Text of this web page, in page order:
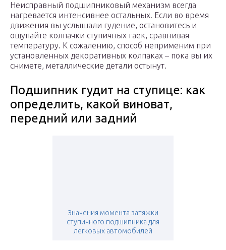
Неисправный подшипниковый механизм всегда
нагревается интенсивнее остальных. Если во время
движения вы услышали гудение, остановитесь и
ощупайте колпачки ступичных гаек, сравнивая
температуру. К сожалению, способ неприменим при
установленных декоративных колпаках – пока вы их
снимете, металлические детали остынут.
Подшипник гудит на ступице: как
определить, какой виноват,
передний или задний
Значения момента затяжки
ступичного подшипника для
легковых автомобилей